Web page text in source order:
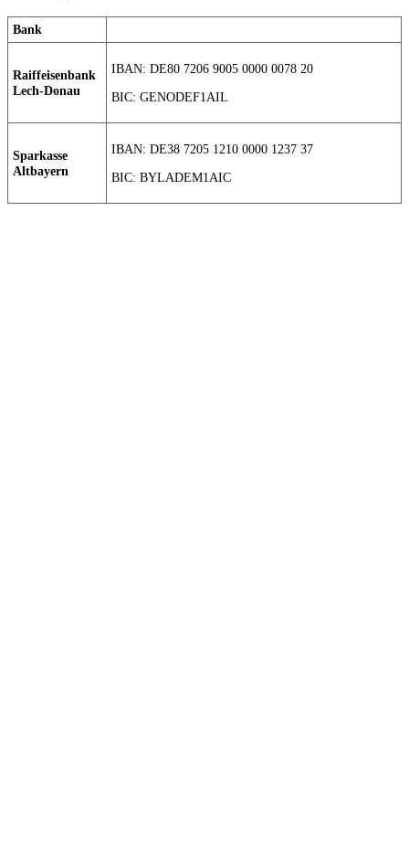
Bank
Raiffeisenbank
Lech-Donau
IBAN: DE80 7206 9005 0000 0078 20
BIC: GENODEF1AIL
Sparkasse
Altbayern
IBAN: DE38 7205 1210 0000 1237 37
BIC: BYLADEM1AIC